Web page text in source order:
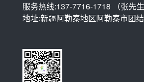
服务热线:137-7716-1718 （张先生
地址:新疆阿勒泰地区阿勒泰市团